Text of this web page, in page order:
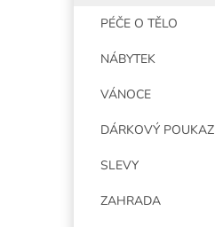
PÉČE O TĚLO
NÁBYTEK
VÁNOCE
DÁRKOVÝ POUKAZ
SLEVY
ZAHRADA